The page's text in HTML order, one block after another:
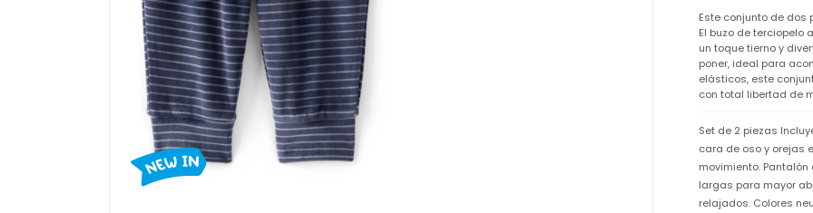
Este conjunto de
El buzo de terciopelo
un toque tierno y
poner, ideal para
elásticos, este
con total libertad de
Set de 2 piezas
cara de oso y orejas
movimiento.
largas para mayor
relajados. Colores